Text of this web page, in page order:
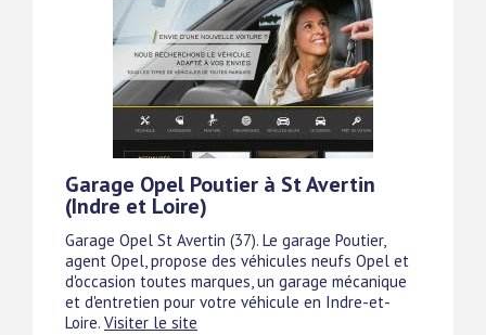
Garage Opel Poutier à St Avertin
(Indre et Loire)
Garage Opel St Avertin (37). Le garage Poutier,
agent Opel, propose des véhicules neufs Opel et
d'occasion toutes marques, un garage mécanique
et d'entretien pour votre véhicule en Indre-et-
Loire. Visiter le site